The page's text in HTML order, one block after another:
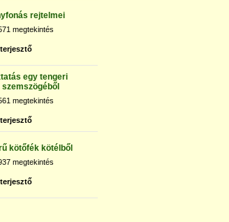
rejtelmei
megtekintés
egy tengeri
megtekintés
kötőfék kötélből
megtekintés